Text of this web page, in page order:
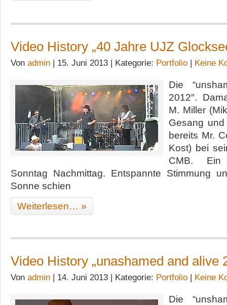
Video History „40 Jahre UJZ
Von admin | 15. Juni 2013 | Kategorie: Portfolio | Keine
Die
2012″.
M. Miller
Gesang
bereits Mr.
Kost) bei
CMB. Ein
Sonntag Nachmittag. Entspannte Stimmung
Sonne schien
Weiterlesen… »
Video History „unashamed and alive
Von admin | 14. Juni 2013 | Kategorie: Portfolio | Keine
Die